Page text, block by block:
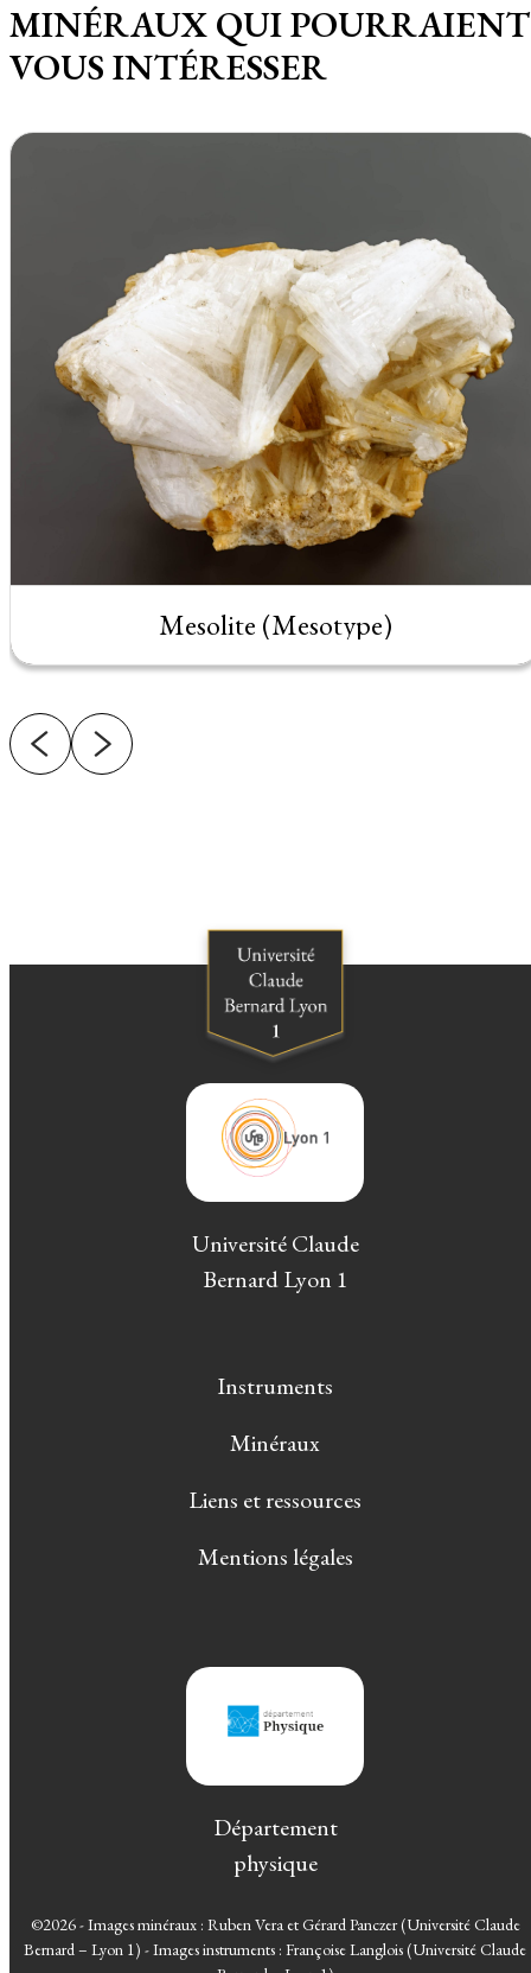
MINÉRAUX QUI POURRAIENT
VOUS INTÉRESSER
Mesolite (Mesotype)
Université Claude
Bernard Lyon 1
Instruments
Minéraux
Liens et ressources
Mentions légales
Département
physique
©2026 - Images minéraux : Ruben Vera et Gérard Panczer (Université Claude
Bernard – Lyon 1) - Images instruments : Françoise Langlois (Université Claude